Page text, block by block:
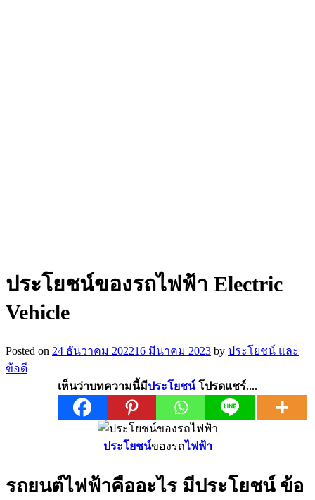
ประโยชน์ของรถไฟฟ้า Electric
Vehicle
Posted on 24 ธันวาคม 202216 มีนาคม 2023 by ประโยชน์ และ
ข้อดี
เห็นว่าบทความนี้มีประโยชน์โปรดแชร์....
ประโยชน์ของรถไฟฟ้า
รถยนต์ไฟฟ้าคืออะไร มีประโยชน์ ข้อ